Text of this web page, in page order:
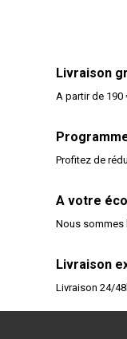
Livraison
A partir de 190
Profitez de
A votre
Nous sommes
Livraison
Livraison 24/